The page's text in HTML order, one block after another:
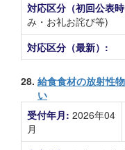
対応区分（初回公表
み・お礼お詫び等)
対応区分（最新）:
28. 給食食材の放射性
い
受付年月: 2026年04
月